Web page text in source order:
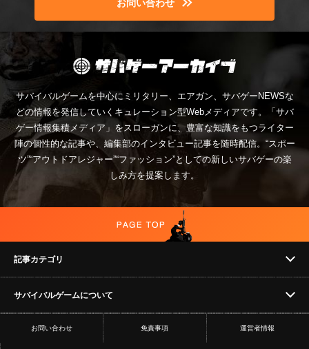
お問い合わせ
サバイバルゲームを中心にミリタリー、エアガン、サバゲーNEWSな
どの情報を発信していくキュレーション型Webメディアです。「サバ
ゲー情報集積メディア」をスローガンに、豊富な知識をもつライター
陣の個性的な記事や、編集部のインタビュー記事を随時配信。“スポー
ツ”“アウトドアレジャー”“ファッション”としての新しいサバゲーの楽
しみ方を提案します。
記事カテゴリ
NEWS
イベント
サバイバルゲームについて
フィールド
お問い合わせ 免責事項 運営者情報